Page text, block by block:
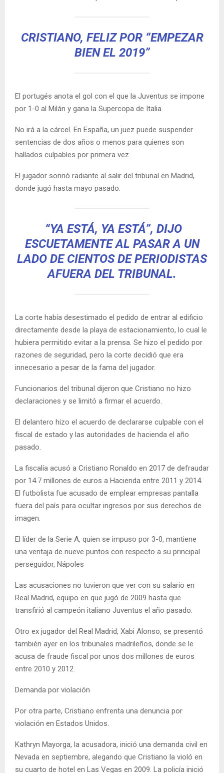
CRISTIANO, FELIZ POR “EMPEZAR
BIEN EL 2019”
El portugés anota el gol con el que la Juventus se impone
por 1-0 al Milán y gana la Supercopa de Italia
No irá a la cárcel. En España, un juez puede suspender
sentencias de dos años o menos para quienes son
hallados culpables por primera vez.
El jugador sonrió radiante al salir del tribunal en Madrid,
donde jugó hasta mayo pasado.
“YA ESTÁ, YA ESTÁ”, DIJO
ESCUETAMENTE AL PASAR A UN
LADO DE CIENTOS DE PERIODISTAS
AFUERA DEL TRIBUNAL.
La corte había desestimado el pedido de entrar al edificio
directamente desde la playa de estacionamiento, lo cual le
hubiera permitido evitar a la prensa. Se hizo el pedido por
razones de seguridad, pero la corte decidió que era
innecesario a pesar de la fama del jugador.
Funcionarios del tribunal dijeron que Cristiano no hizo
declaraciones y se limitó a firmar el acuerdo.
El delantero hizo el acuerdo de declararse culpable con el
fiscal de estado y las autoridades de hacienda el año
pasado.
La fiscalía acusó a Cristiano Ronaldo en 2017 de defraudar
por 14.7 millones de euros a Hacienda entre 2011 y 2014.
El futbolista fue acusado de emplear empresas pantalla
fuera del país para ocultar ingresos por sus derechos de
imagen.
El líder de la Serie A, quien se impuso por 3-0, mantiene
una ventaja de nueve puntos con respecto a su principal
perseguidor, Nápoles
Las acusaciones no tuvieron que ver con su salario en
Real Madrid, equipo en que jugó de 2009 hasta que
transfirió al campeón italiano Juventus el año pasado.
Otro ex jugador del Real Madrid, Xabi Alonso, se presentó
también ayer en los tribunales madrileños, donde se le
acusa de fraude fiscal por unos dos millones de euros
entre 2010 y 2012.
Demanda por violación
Por otra parte, Cristiano enfrenta una denuncia por
violación en Estados Unidos.
Kathryn Mayorga, la acusadora, inició una demanda civil en
Nevada en septiembre, alegando que Cristiano la violó en
su cuarto de hotel en Las Vegas en 2009. La policía inició